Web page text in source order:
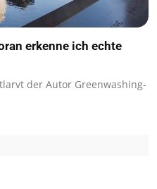
erkenne ich echte
der Autor Greenwashing-